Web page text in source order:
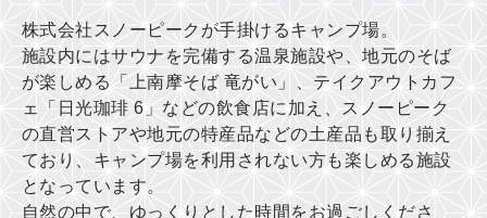
株式会社スノーピークが手掛けるキャンプ場。
施設内にはサウナを完備する温泉施設や、地元のそば
が楽しめる「上南摩そば 竜がい」、テイクアウトカフ
ェ「日光珈琲 6」などの飲食店に加え、スノーピーク
の直営ストアや地元の特産品などの土産品も取り揃え
ており、キャンプ場を利用されない方も楽しめる施設
となっています。
自然の中で、ゆっくりとした時間をお過ごしくださ